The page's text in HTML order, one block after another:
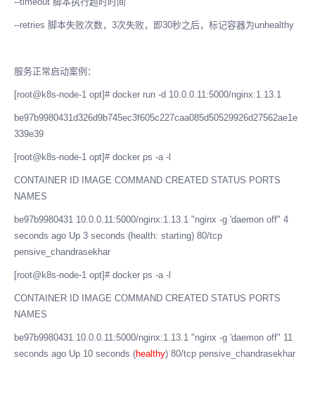
--retries 脚本失败次数，3次失败，即30秒之后，标记容器为unhealthy
服务正常启动案例：
[root@k8s-node-1 opt]# docker run -d 10.0.0.11:5000/nginx:1.13.1
be97b9980431d326d9b745ec3f605c227caa085d50529926d27562ae1e
339e39
[root@k8s-node-1 opt]# docker ps -a -l
CONTAINER ID IMAGE COMMAND CREATED STATUS PORTS
NAMES
be97b9980431 10.0.0.11:5000/nginx:1.13.1 "nginx -g 'daemon off" 4
seconds ago Up 3 seconds (health: starting) 80/tcp
pensive_chandrasekhar
[root@k8s-node-1 opt]# docker ps -a -l
CONTAINER ID IMAGE COMMAND CREATED STATUS PORTS
NAMES
be97b9980431 10.0.0.11:5000/nginx:1.13.1 "nginx -g 'daemon off" 11
seconds ago Up 10 seconds (healthy) 80/tcp pensive_chandrasekhar